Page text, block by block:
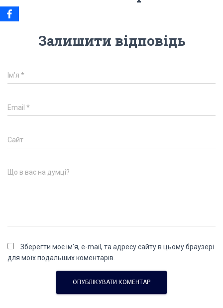
Залишити відповідь
Ім'я *
Email *
Сайт
Що в вас на думці?
Зберегти моє ім'я, e-mail, та адресу сайту в цьому браузері
для моїх подальших коментарів.